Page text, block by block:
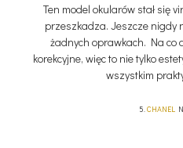
Ten model okularów stał się
przeszkadza. Jeszcze nigdy
żadnych oprawkach. Na co
korekcyjne, więc to nie tylko
wszystkim
5.CHANEL